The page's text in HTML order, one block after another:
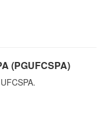
(PGUFCSPA)